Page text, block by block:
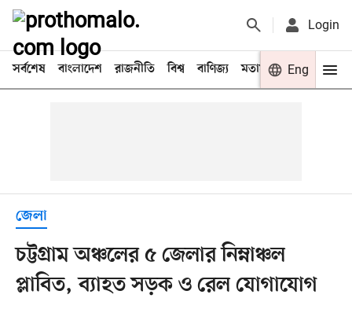
Login
সর্বশেষ বাংলাদেশ রাজনীতি বিশ্ব বাণিজ্য মতামত খেলা
Eng
জেলা
চট্টগ্রাম অঞ্চলের ৫ জেলার নিম্নাঞ্চল
প্লাবিত, ব্যাহত সড়ক ও রেল যোগাযোগ